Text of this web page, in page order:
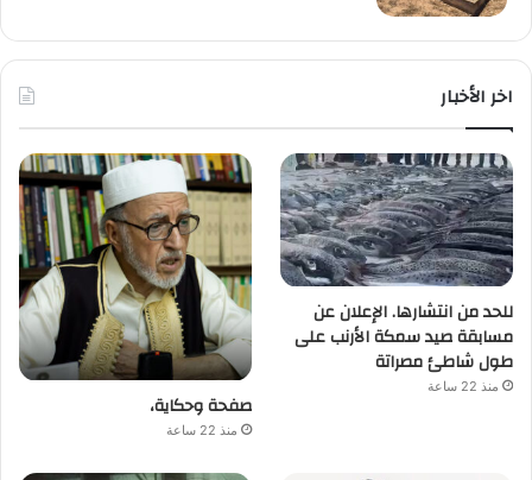
اخر الأخبار
للحد من انتشارها. الإعلان عن
مسابقة صيد سمكة الأرنب على
طول شاطئ مصراتة
منذ 22 ساعة
صفحة وحكاية،
منذ 22 ساعة